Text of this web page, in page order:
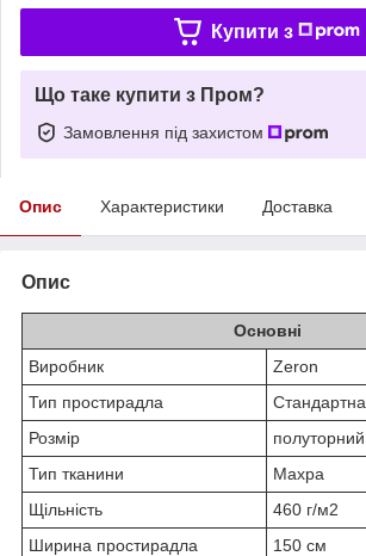
Купити з
Що таке купити з Пром?
Замовлення під захистом
Опис Характеристики Доставка
Опис
Основні
Виробник
Zeron
Тип простирадла
Стандартна
Розмір
полуторний
Тип тканини
Махра
Щільність
460 г/м2
Ширина простирадла
150 см